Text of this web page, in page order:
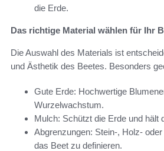
die Erde.
Das richtige Material wählen für Ihr
Die Auswahl des Materials ist
und Ästhetik des Beetes. Besonders
Gute Erde: Hochwertige
Wurzelwachstum.
Mulch: Schützt die Erde und hält
Abgrenzungen: Stein-, Holz-
das Beet zu definieren.